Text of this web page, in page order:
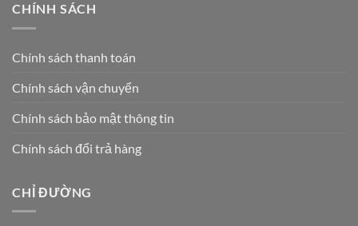
CHÍNH SÁCH
Chính sách thanh toán
Chính sách vận chuyển
Chính sách bảo mật thông tin
Chính sách đổi trả hàng
CHỈ ĐƯỜNG